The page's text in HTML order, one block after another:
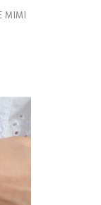
MIMI